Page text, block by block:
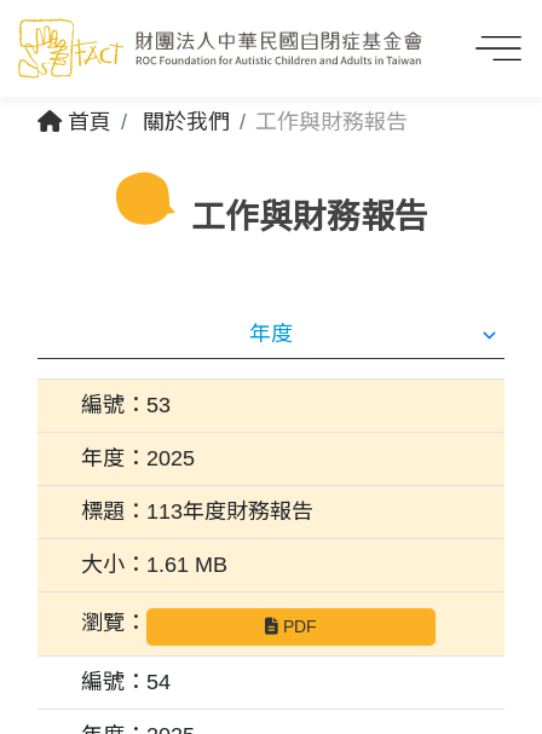
首頁 關於我們 工作與財務報告
工作與財務報告
53
2025
113年度財務報告
1.61 MB
PDF
54